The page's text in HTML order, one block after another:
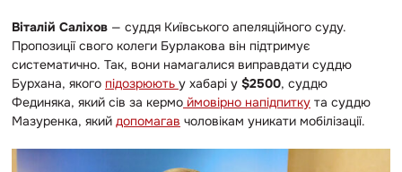
Віталій Саліхов — суддя Київського апеляційного суду.
Пропозиції свого колеги Бурлакова він підтримує
систематично. Так, вони намагалися виправдати суддю
Бурхана, якого підозрюють у хабарі у $2500, суддю
Фединяка, який сів за кермо ймовірно напідпитку та суддю
Мазуренка, який допомагав чоловікам уникати мобілізації.